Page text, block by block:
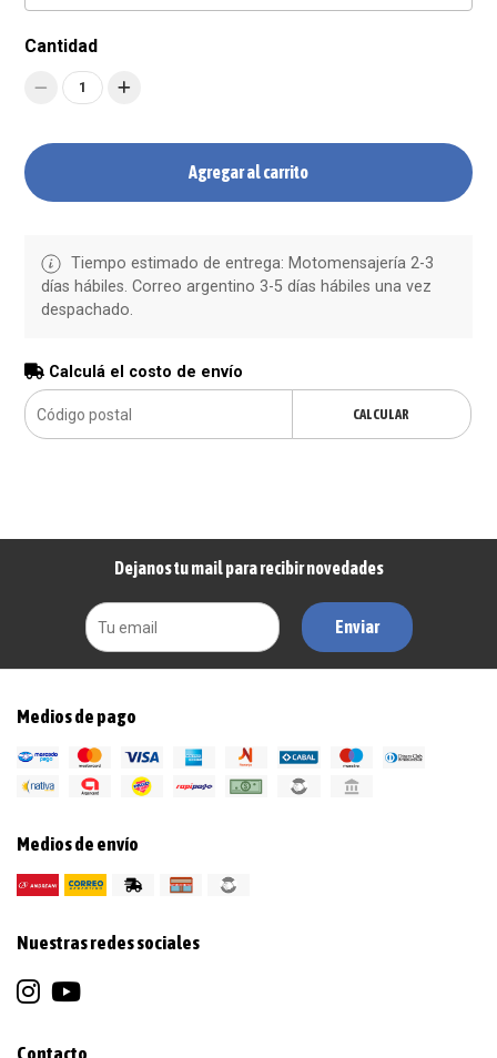
Cantidad
1
Agregar al carrito
Tiempo estimado de entrega: Motomensajería 2-3
días hábiles. Correo argentino 3-5 días hábiles una vez
despachado.
Calculá el costo de envío
CALCULAR
Dejanos tu mail para recibir novedades
Enviar
Medios de pago
Medios de envío
Nuestras redes sociales
Contacto